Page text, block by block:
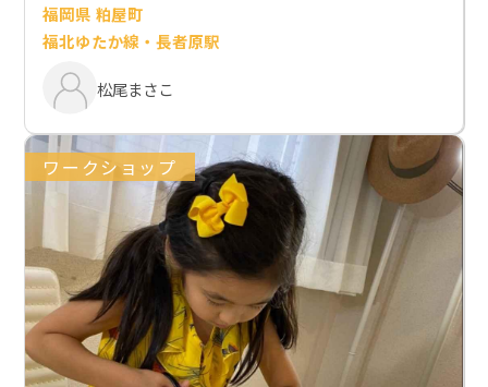
福岡県 粕屋町
福北ゆたか線・長者原駅
松尾まさこ
ワークショップ